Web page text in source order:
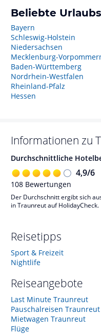
Beliebte
Bayern
Schleswig-Holstein
Niedersachsen
Mecklenburg-
Baden-Württemberg
Nordrhein-Westfalen
Rheinland-Pfalz
Hessen
Informationen zu
Durchschnittliche
4,9/6
108 Bewertungen
Der Durchschnitt ergibt sich
in Traunreut auf HolidayCheck.
Reisetipps
Sport & Freizeit
Nightlife
Reiseangebote
Last Minute Traunreut
Pauschalreisen Traunreut
Mietwagen Traunreut
Flüge